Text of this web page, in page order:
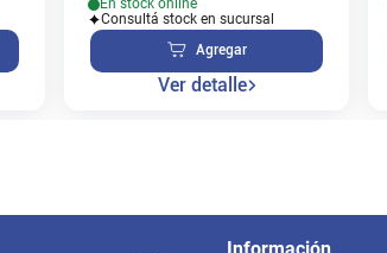
En stock online
Consultá stock en sucursal
Agregar
Ver detalle